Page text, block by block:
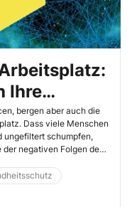
Ihre
sind?
bergen aber auch die
Dass viele Menschen
ungefiltert schumpfen,
negativen Folgen der
mit
werden
fremden Dritten, wie